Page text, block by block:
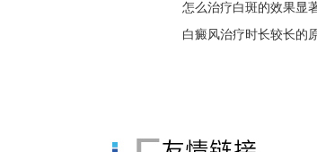
怎么治疗白斑的效果显
白癜风治疗时长较长的